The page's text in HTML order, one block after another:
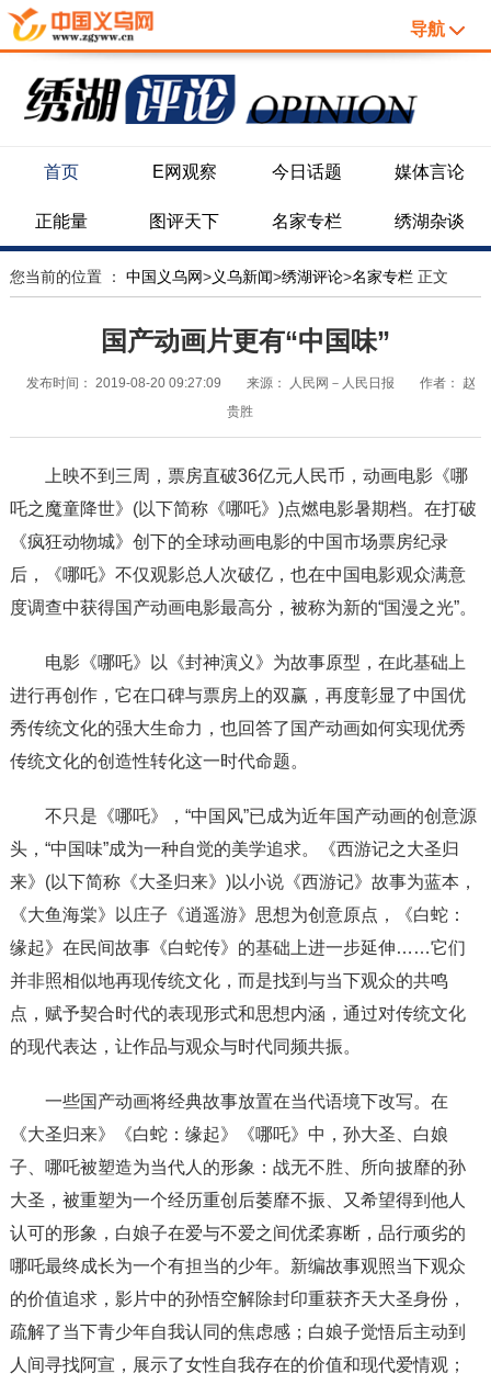
导航
首页 E网观察 今日话题 媒体言论
正能量 图评天下 名家专栏 绣湖杂谈
您当前的位置 ： 中国义乌网>义乌新闻>绣湖评论>名家专栏 正文
国产动画片更有“中国味”
发布时间： 2019-08-20 09:27:09 来源： 人民网－人民日报 作者： 赵
贵胜
上映不到三周，票房直破36亿元人民币，动画电影《哪
吒之魔童降世》(以下简称《哪吒》)点燃电影暑期档。在打破
《疯狂动物城》创下的全球动画电影的中国市场票房纪录
后，《哪吒》不仅观影总人次破亿，也在中国电影观众满意
度调查中获得国产动画电影最高分，被称为新的“国漫之光”。
电影《哪吒》以《封神演义》为故事原型，在此基础上
进行再创作，它在口碑与票房上的双赢，再度彰显了中国优
秀传统文化的强大生命力，也回答了国产动画如何实现优秀
传统文化的创造性转化这一时代命题。
不只是《哪吒》，“中国风”已成为近年国产动画的创意源
头，“中国味”成为一种自觉的美学追求。《西游记之大圣归
来》(以下简称《大圣归来》)以小说《西游记》故事为蓝本，
《大鱼海棠》以庄子《逍遥游》思想为创意原点，《白蛇：
缘起》在民间故事《白蛇传》的基础上进一步延伸……它们
并非照相似地再现传统文化，而是找到与当下观众的共鸣
点，赋予契合时代的表现形式和思想内涵，通过对传统文化
的现代表达，让作品与观众与时代同频共振。
一些国产动画将经典故事放置在当代语境下改写。在
《大圣归来》《白蛇：缘起》《哪吒》中，孙大圣、白娘
子、哪吒被塑造为当代人的形象：战无不胜、所向披靡的孙
大圣，被重塑为一个经历重创后萎靡不振、又希望得到他人
认可的形象，白娘子在爱与不爱之间优柔寡断，品行顽劣的
哪吒最终成长为一个有担当的少年。新编故事观照当下观众
的价值追求，影片中的孙悟空解除封印重获齐天大圣身份，
疏解了当下青少年自我认同的焦虑感；白娘子觉悟后主动到
人间寻找阿宣，展示了女性自我存在的价值和现代爱情观；